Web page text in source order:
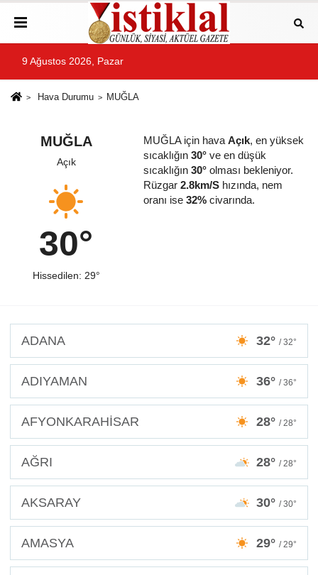
9 Ağustos 2026, Pazar
Hava Durumu MUĞLA
MUĞLA
Açık
30°
Hissedilen: 29°
MUĞLA için hava Açık, en yüksek
sıcaklığın 30°ve en düşük
sıcaklığın 30°olması bekleniyor.
Rüzgar 2.8km/Shızında, nem
oranı ise 32%civarında.
ADANA 32° / 32°
ADIYAMAN 36° / 36°
AFYONKARAHİSAR 28° / 28°
AĞRI 28° / 28°
AKSARAY 30° / 30°
AMASYA 29° / 29°